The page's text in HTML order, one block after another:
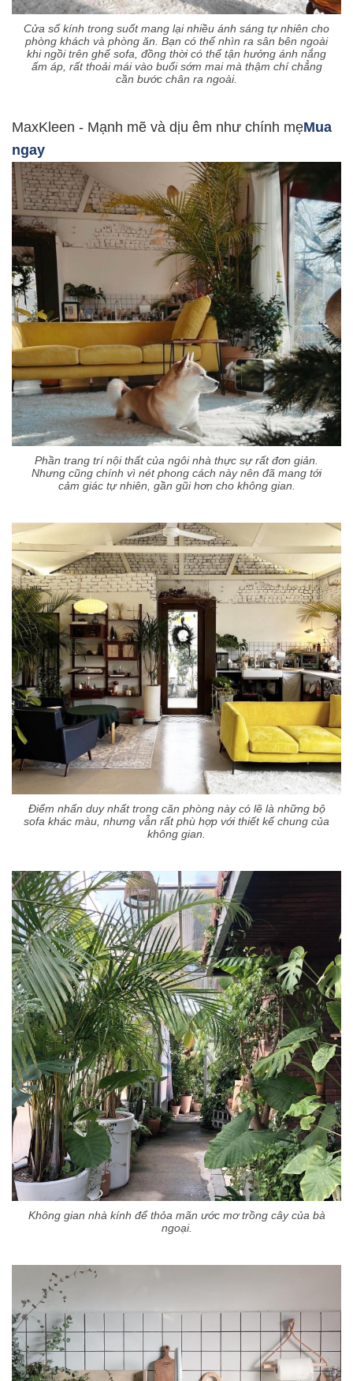
Cửa sổ kính trong suốt mang lại nhiều ánh sáng tự nhiên cho
phòng khách và phòng ăn. Bạn có thể nhìn ra sân bên ngoài
khi ngồi trên ghế sofa, đồng thời có thể tận hưởng ánh nắng
ấm áp, rất thoải mái vào buổi sớm mai mà thậm chí chẳng
cần bước chân ra ngoài.
MaxKleen - Mạnh mẽ và dịu êm như chính mẹMua
ngay
Phần trang trí nội thất của ngôi nhà thực sự rất đơn giản.
Nhưng cũng chính vì nét phong cách này nên đã mang tới
cảm giác tự nhiên, gần gũi hơn cho không gian.
Điểm nhấn duy nhất trong căn phòng này có lẽ là những bộ
sofa khác màu, nhưng vẫn rất phù hợp với thiết kế chung của
không gian.
Không gian nhà kính để thỏa mãn ước mơ trồng cây của bà
ngoại.